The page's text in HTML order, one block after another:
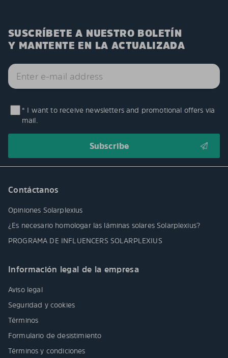
SUSCRÍBETE A NUESTRO BOLETÍN
Y MANTENTE EN LA ACTUALIZADA
* I want to receive newsletters and promotional offers via
mail.
Contáctanos
Opiniones Solarplexius
¿Es necesario homologar las láminas solares Solarplexius?
PROGRAMA DE INFLUENCERS SOLARPLEXIUS
Información legal de la empresa
Aviso legal
Seguridad y cookies
Términos
Formulario de desistimiento
Términos y condiciones